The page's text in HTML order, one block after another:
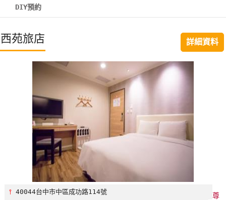
直接跟飯店訂房HOT
特
紅
DIY預約
西苑旅店 詳細資料
⫯40044台中市中區成功路114號
尊